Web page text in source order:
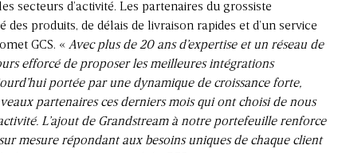
secteurs d’activité. Les partenaires du grossiste
des produits, de délais de livraison rapides et d’un service
GCS. « Avec plus de 20 ans d’expertise et un réseau de
efforcé de proposer les meilleures intégrations
portée par une dynamique de croissance forte,
partenaires ces derniers mois qui ont choisi de nous
L’ajout de Grandstream à notre portefeuille renforce
mesure répondant aux besoins uniques de chaque client